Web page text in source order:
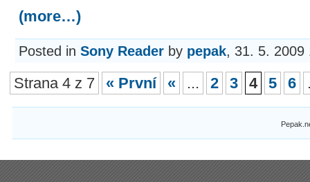
(more…)
Posted in Sony Reader by pepak, 31. 5.
Strana 4 z 7 « První « ... 2 3 4 5 6